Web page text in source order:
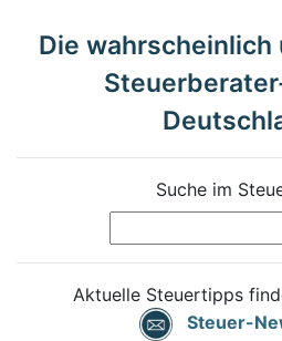
Die
Suche im
Aktuelle Steuertipps
Steuer-